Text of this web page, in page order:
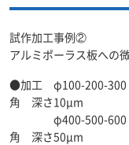
試作加工事例②
アルミポーラス板への
●加工 φ100-200-
角 深さ10μm
φ400-500-600
角 深さ50μm